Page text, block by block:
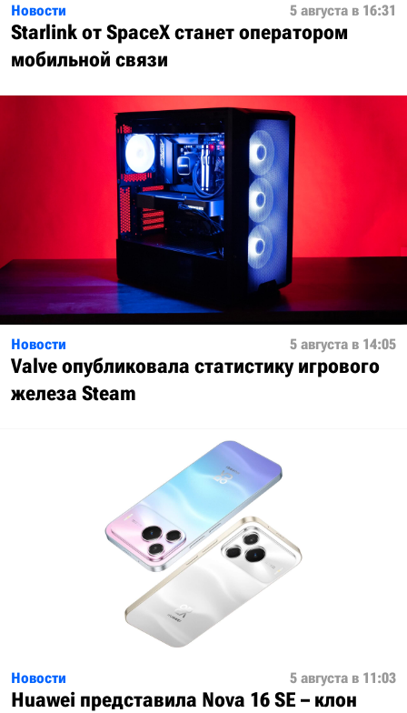
Новости 5 августа в 16:31
Starlink от SpaceX станет оператором
мобильной связи
Новости 5 августа в 14:05
Valve опубликовала статистику игрового
железа Steam
Новости 5 августа в 11:03
Huawei представила Nova 16 SE – клон